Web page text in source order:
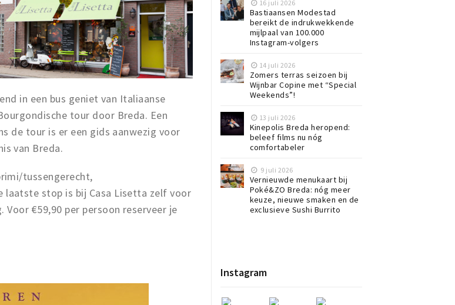
in een bus geniet van Italiaanse
tour door Breda. Een
de tour is er een gids aanwezig voor
van Breda.
tussengerecht,
laatste stop is bij Casa Lisetta zelf voor
€59,90 per persoon reserveer je
16 juli 2026
Bastiaansen Modestad
bereikt de indrukwekkende
mijlpaal van 100.000
Instagram-volgers
14 juli 2026
Zomers terras seizoen bij
Wijnbar Copine met “Special
Weekends”!
13 juli 2026
Kinepolis Breda heropend:
beleef films nu nóg
comfortabeler
9 juli 2026
Vernieuwde menukaart bij
Poké&ZO Breda: nóg meer
keuze, nieuwe smaken en de
exclusieve Sushi Burrito
Instagram